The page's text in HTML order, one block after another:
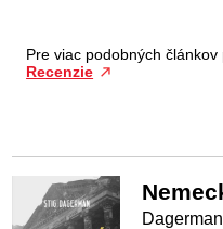
Pre viac podobných
Recenzie